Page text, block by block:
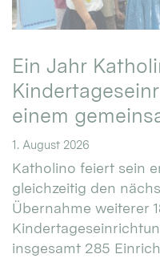
Ein Jahr
einem
1. August 2026
Katholino feiert sein
gleichzeitig den
Übernahme weiterer
insgesamt 285